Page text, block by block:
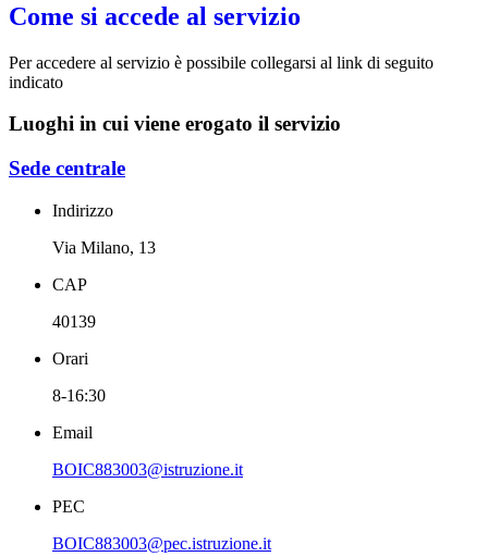
Come si accede al servizio
Per accedere al servizio è possibile collegarsi al link di seguito
indicato
Luoghi in cui viene erogato il servizio
Sede centrale
Indirizzo
Via Milano, 13
CAP
40139
Orari
8-16:30
Email
BOIC883003@istruzione.it
PEC
BOIC883003@pec.istruzione.it